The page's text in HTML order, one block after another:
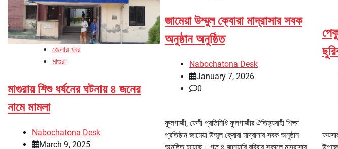
জেলার খবর
মাগুরা
মাগুরায় শিশু ধর্ষনের ঘটনায় ৪ জনের
নামে মামলা
Nabochatona Desk
March 9, 2025
জামেয়া উম্মুল ক্বোরা মাদ্রাসার সবক
অনুষ্ঠান অনুষ্ঠিত
Nabochatona Desk
January 7, 2026
0
ফুলগাজী, ফেনী প্রতিনিধি ফুলগাজীর ঐতিহ্যবাহী শিক্ষা
প্রতিষ্ঠান জামেয়া উম্মুল ক্বোরা মাদ্রাসার সবক অনুষ্ঠান